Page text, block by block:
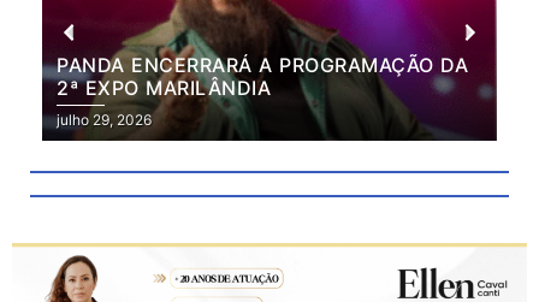
PANDA ENCERRARÁ A PROGRAMAÇÃO DA
2ª EXPO MARILÂNDIA
julho 29, 2026